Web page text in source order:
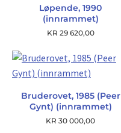
Løpende, 1990
(innrammet)
KR 29 620,00
Bruderovet, 1985 (Peer
Gynt) (innrammet)
KR 30 000,00